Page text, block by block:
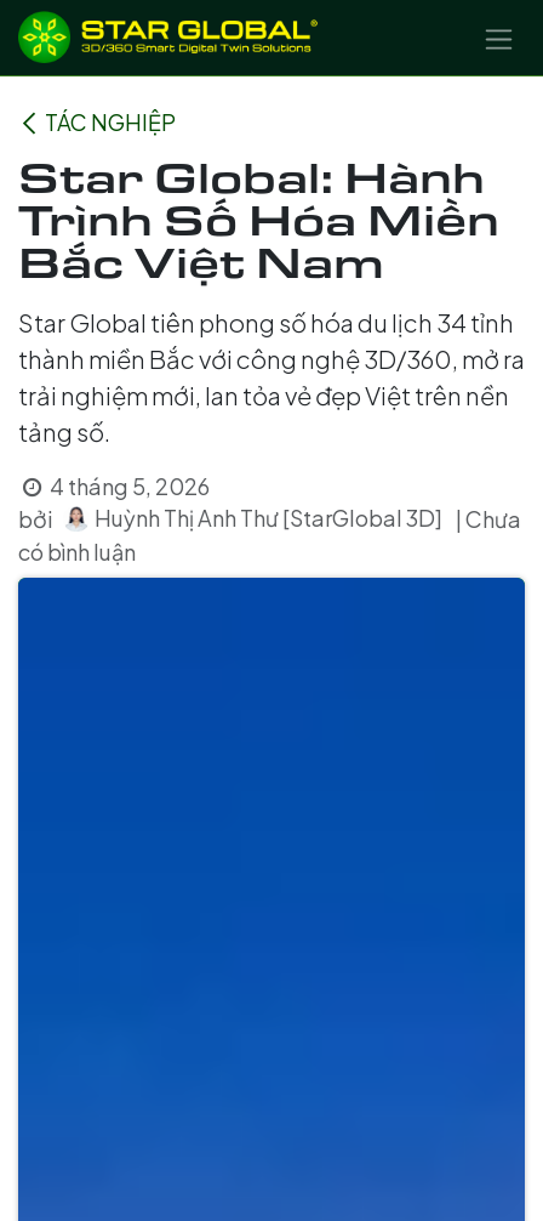
BỎ QUA ĐỂ ĐẾN NỘI DUNG
TÁC NGHIỆP
Star Global: Hành
Trình Số Hóa Miền
Bắc Việt Nam
Star Global tiên phong số hóa du lịch 34 tỉnh
thành miền Bắc với công nghệ 3D/360, mở ra
trải nghiệm mới, lan tỏa vẻ đẹp Việt trên nền
tảng số.
4 tháng 5, 2026
bởi
Huỳnh Thị Anh Thư [StarGlobal 3D]
| Chưa
có bình luận